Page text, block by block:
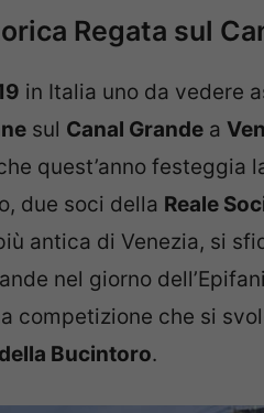
Regata sul
in Italia uno da vedere
sul Canal Grande a
quest’anno festeggia
due soci della Reale
antica di Venezia, si
nel giorno
competizione che si
Bucintoro.